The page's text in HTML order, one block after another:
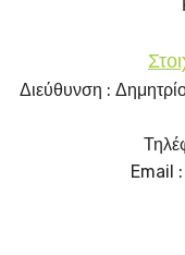
Διεύθυνση :
Email :